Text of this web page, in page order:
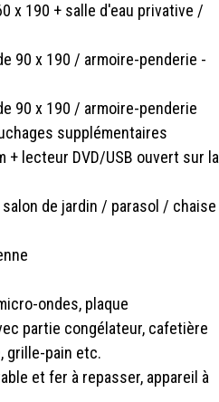
x 190 + salle d'eau privative /
90 x 190 / armoire-penderie -
90 x 190 / armoire-penderie
supplémentaires
+ lecteur DVD/USB ouvert sur la
salon de jardin / parasol / chaise
ondes, plaque
partie congélateur, cafetière
grille-pain etc.
et fer à repasser, appareil à